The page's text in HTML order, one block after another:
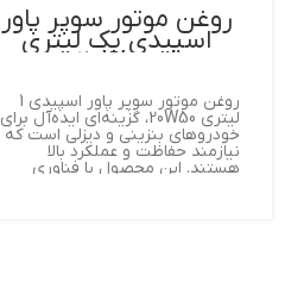
روغن موتور سوپر پاور
اسپیدی یک لیتری
20W50
روغن موتور سوپر پاور اسپیدی 1
لیتری 20W50، گزینه‌ای ایده‌آل برای
خودروهای بنزینی و دیزلی است که
نیازمند حفاظت و عملکرد بالا
هستند. این محصول با فناوری